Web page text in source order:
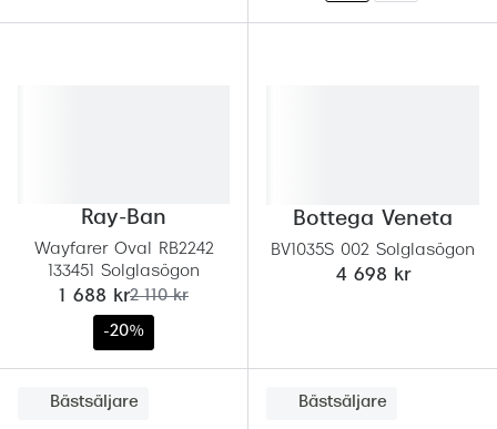
Ray-Ban
Wayfarer Oval RB2242
133451 Solglasögon
nu:
1 688 krtidigare pris:
2 110 kr
-20%
Bottega Veneta
BV1035S 002 Solglasögon
4 698 kr
Bästsäljare Bästsäljare